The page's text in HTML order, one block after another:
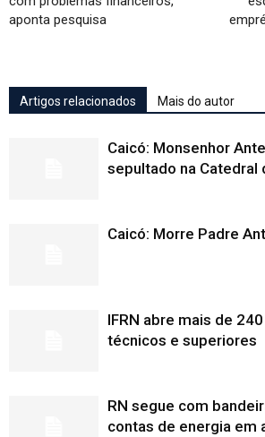
aponta pesquisa
Artigos relacionados Mais do autor
Caicó: Monsenhor
sepultado na Catedral
Caicó: Morre Padre
IFRN abre mais de
técnicos e superiores
RN segue com
contas de energia em